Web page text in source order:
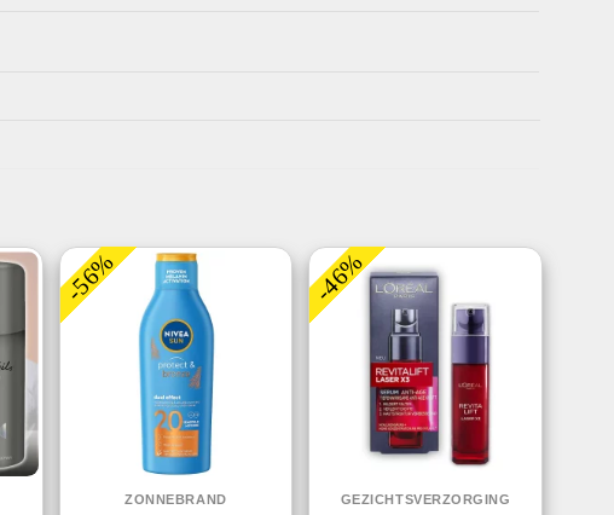
-56%
ZONNEBRAND
-46%
GEZICHTSVERZORGING